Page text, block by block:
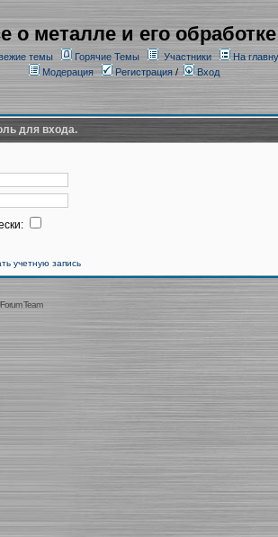
о металле и его обработке
темы Горячие Темы Участники
На
Модерация
Регистрация/ Вход
для входа.
учетную запись
Team